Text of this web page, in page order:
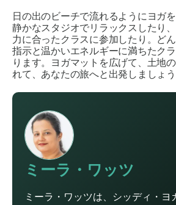
日の出のビーチで流れるようにヨガ
静かなスタジオでリラックスしたり
力に合ったクラスに参加したり。ど
指示と温かいエネルギーに満ちたク
ります。ヨガマットを広げて、土地
れて、あなたの旅へと出発しましょう
ミーラ・ワッツ
ミーラ・ワッツは、シッディ・ヨ